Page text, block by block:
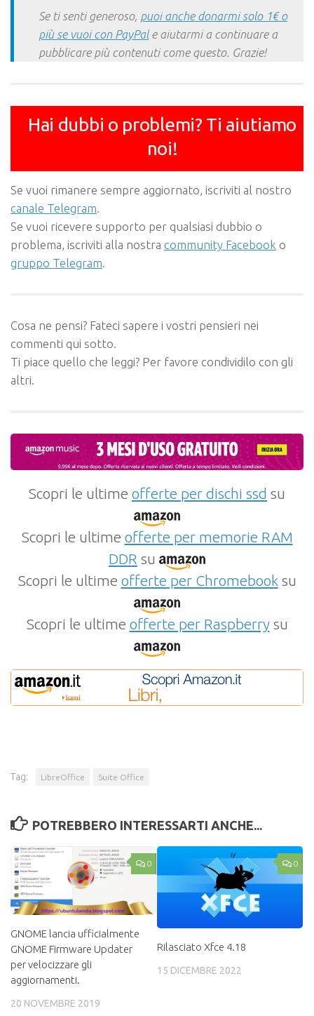
Se ti senti generoso, puoi anche donarmi solo 1€ o
più se vuoi con PayPale aiutarmi a continuare a
pubblicare più contenuti come questo. Grazie!
Hai dubbi o problemi? Ti aiutiamo
noi!
Se vuoi rimanere sempre aggiornato, iscriviti al nostro
canale Telegram.
Se vuoi ricevere supporto per qualsiasi dubbio o
problema, iscriviti alla nostra community Facebook o
gruppo Telegram.
Cosa ne pensi? Fateci sapere i vostri pensieri nei
commenti qui sotto.
Ti piace quello che leggi? Per favore condividilo con gli
altri.
Scopri le ultime offerte per dischi ssd su
Scopri le ultime offerte per memorie RAM
DDR su
Scopri le ultime offerte per Chromebooksu
Scopri le ultime offerte per Raspberrysu
Tag: LibreOffice Suite Office
POTREBBERO INTERESSARTI ANCHE...
0
GNOME lancia ufficialmente
GNOME Firmware Updater
per velocizzare gli
aggiornamenti.
20 NOVEMBRE 2019
0
Rilasciato Xfce 4.18
15 DICEMBRE 2022